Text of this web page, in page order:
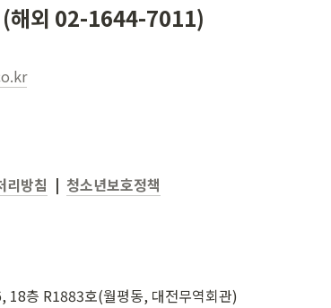
해외 02-1644-7011)
리방침
  |
청소년보호정책
18층 R1883호(월평동, 대전무역회관)